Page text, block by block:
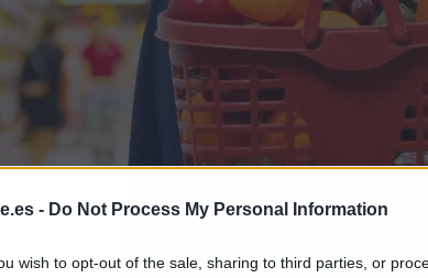
- Do Not Process My Personal Information
wish to opt-out of the sale, sharing to third parties, or